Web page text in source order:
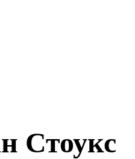
Стоукс